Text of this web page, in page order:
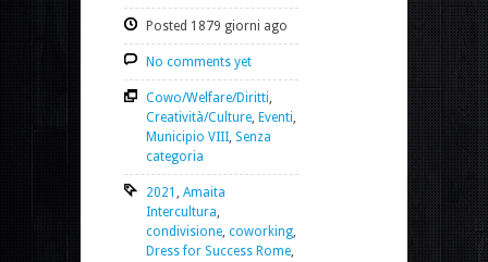
Posted 1879 giorni ago
No comments yet
Cowo/Welfare/Diritti,
Creatività/Culture, Eventi,
Municipio VIII, Senza
categoria
2021 , Amaita
Intercultura,
condivisione, coworking,
Dress for Success Rome,